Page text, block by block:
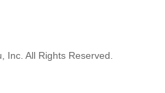
Inc. All Rights Reserved.